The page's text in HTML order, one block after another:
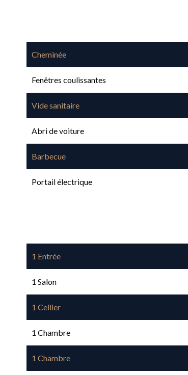
Cheminée
Fenêtres coulissantes
Vide sanitaire
Abri de voiture
Barbecue
Portail électrique
1 Entrée
1 Salon
1 Cellier
1 Chambre
1 Chambre